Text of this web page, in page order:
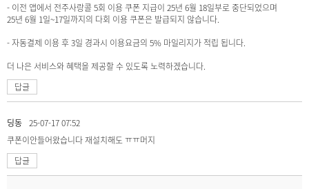
- 이전 앱에서 전주사랑콜 5회 이용 쿠폰 지급이 25년 6월 18일부로 중단되었으며
25년 6월 1일~17일까지의 다회 이용 쿠폰은 발급되지 않습니다.
- 자동결제 이용 후 3일 경과시 이용요금의 5% 마일리지가 적립 됩니다.
더 나은 서비스와 혜택을 제공할 수 있도록 노력하겠습니다.
답글
딩동 25-07-17 07:52
쿠폰이안들어왔습니다 재설치해도 ㅠㅠ머지
답글